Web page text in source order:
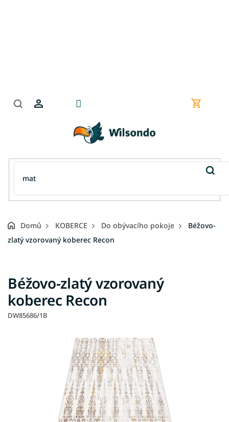
Nákupní
Domů KOBERCE Do obývacího pokoje
Béžovo-
zlatý vzorovaný koberec Recon
Béžovo-zlatý vzorovaný
koberec Recon
DW85686/1B